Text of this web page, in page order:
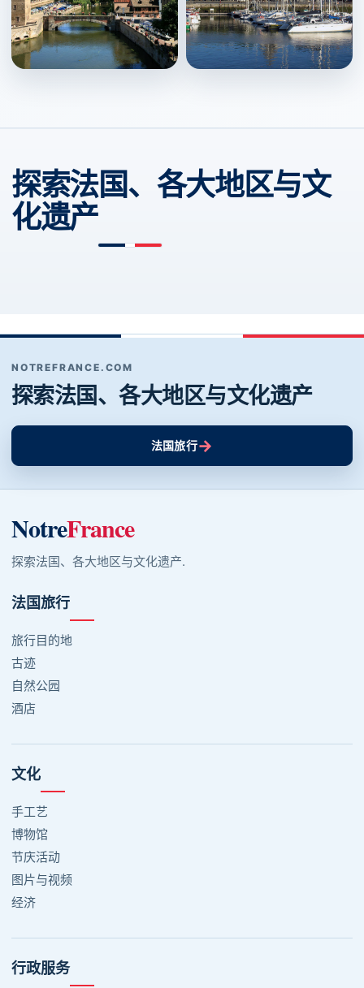
探索法国、各大地区与文
化遗产
NOTREFRANCE.COM
探索法国、各大地区与文化遗产
法国旅行→
NotreFrance
探索法国、各大地区与文化遗产.
法国旅行
旅行目的地
古迹
自然公园
酒店
文化
手工艺
博物馆
节庆活动
图片与视频
经济
行政服务